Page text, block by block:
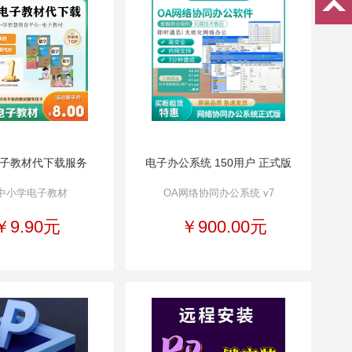
教材代下载服务
小学电子教材
9.90元
电子办公系统 150用户 正式版
OA网络协同办公系统 v7
￥900.00元